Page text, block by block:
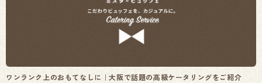
ワンランク上のおもてなしに｜大阪で話題の高級ケータリングをご紹介